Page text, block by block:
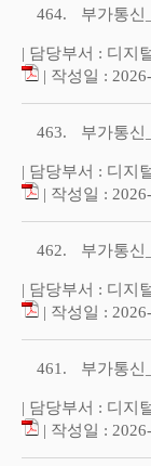
464. 부가통신
| 담당부서 : 디지
| 작성일 :
463. 부가통신
| 담당부서 : 디지
| 작성일 :
462. 부가통신
| 담당부서 : 디지
| 작성일 :
461. 부가통신
| 담당부서 : 디지
| 작성일 :